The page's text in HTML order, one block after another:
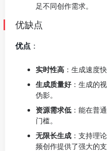
足不同创作需求。
优缺点
优点 ：
实时性高 ：生成速度
生成质量好 ：生成的
伪影。
资源需求低 ：能在普
门槛。
无限长生成 ：支持理
频创作提供了强大的支